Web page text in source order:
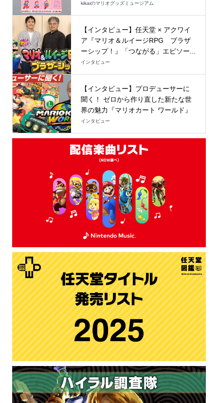
kikaiのマリオグッズミュージアム
【インタビュー】任天堂 × アクワイ
ア『マリオ＆ルイージRPG ブラザ
ーシップ！』「つながる」エピソー...
インタビュー
【インタビュー】プロデューサーに
聞く！ ゼロから作り直した新たな世
界の魅力『マリオカート ワールド』
インタビュー